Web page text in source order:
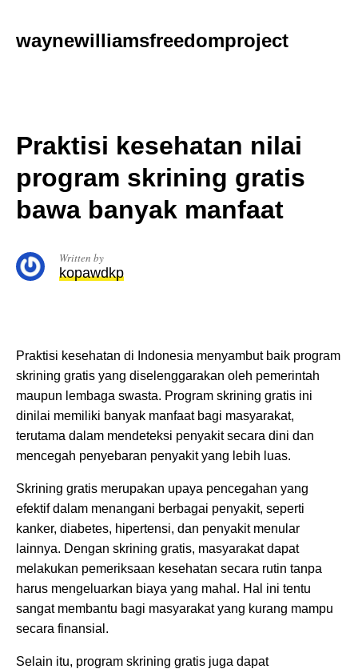
content
waynewilliamsfreedomproject
Praktisi kesehatan nilai
program skrining gratis
bawa banyak manfaat
Written by
kopawdkp
Praktisi kesehatan di Indonesia menyambut baik program
skrining gratis yang diselenggarakan oleh pemerintah
maupun lembaga swasta. Program skrining gratis ini
dinilai memiliki banyak manfaat bagi masyarakat,
terutama dalam mendeteksi penyakit secara dini dan
mencegah penyebaran penyakit yang lebih luas.
Skrining gratis merupakan upaya pencegahan yang
efektif dalam menangani berbagai penyakit, seperti
kanker, diabetes, hipertensi, dan penyakit menular
lainnya. Dengan skrining gratis, masyarakat dapat
melakukan pemeriksaan kesehatan secara rutin tanpa
harus mengeluarkan biaya yang mahal. Hal ini tentu
sangat membantu bagi masyarakat yang kurang mampu
secara finansial.
Selain itu, program skrining gratis juga dapat